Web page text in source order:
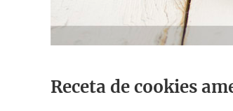
Receta de cookies